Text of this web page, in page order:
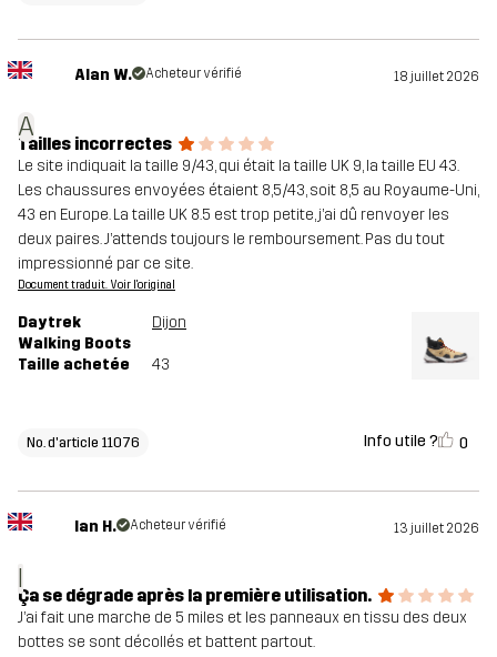
A
Alan W. Acheteur vérifié 18 juillet 2026
Tailles incorrectes
Le site indiquait la taille 9/43, qui était la taille UK 9, la taille EU 43.
Les chaussures envoyées étaient 8,5/43, soit 8,5 au Royaume-Uni,
43 en Europe. La taille UK 8.5 est trop petite, j’ai dû renvoyer les
deux paires. J’attends toujours le remboursement. Pas du tout
impressionné par ce site.
Document traduit. Voir l'original
Daytrek
Walking Boots
Dijon
Taille achetée 43
No. d'article 11076 Info utile ? 0
I
Ian H. Acheteur vérifié 13 juillet 2026
Ça se dégrade après la première utilisation.
J’ai fait une marche de 5 miles et les panneaux en tissu des deux
bottes se sont décollés et battent partout.